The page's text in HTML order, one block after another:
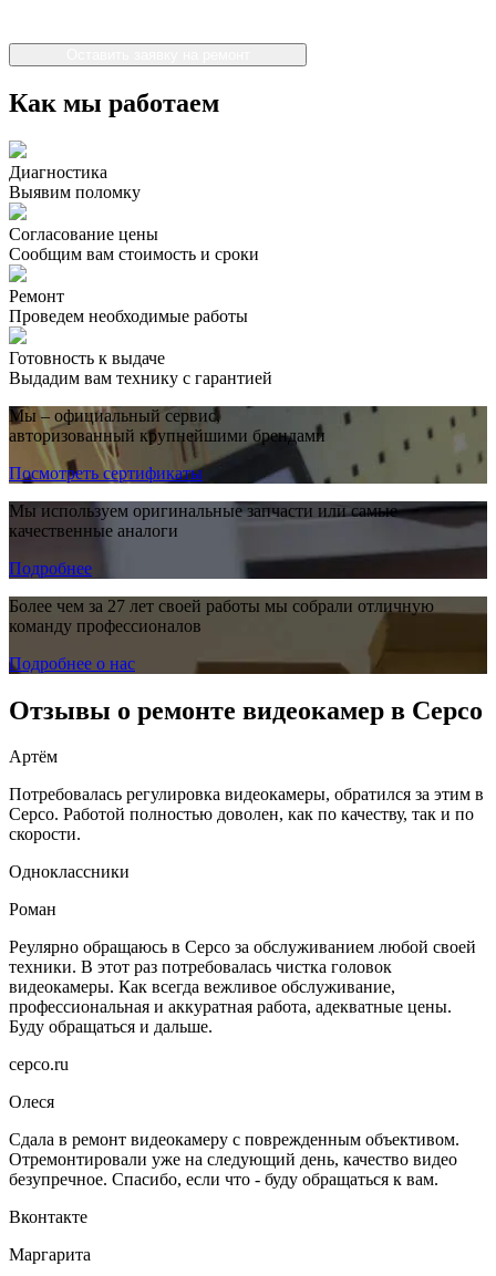
Как мы работаем
Диагностика
Выявим поломку
Согласование цены
Сообщим вам стоимость и сроки
Ремонт
Проведем необходимые работы
Готовность к выдаче
Выдадим вам технику с гарантией
Мы – официальный сервис,
авторизованный крупнейшими брендами
Посмотреть сертификаты
Мы используем оригинальные запчасти или самые
качественные аналоги
Подробнее
Более чем за 27 лет своей работы мы собрали отличную
команду профессионалов
Подробнее о нас
Отзывы о ремонте видеокамер в Серсо
Артём
Потребовалась регулировка видеокамеры, обратился за этим в
Серсо. Работой полностью доволен, как по качеству, так и по
скорости.
Одноклассники
Роман
Реулярно обращаюсь в Серсо за обслуживанием любой своей
техники. В этот раз потребовалась чистка головок
видеокамеры. Как всегда вежливое обслуживание,
профессиональная и аккуратная работа, адекватные цены.
Буду обращаться и дальше.
серсо.ru
Олеся
Сдала в ремонт видеокамеру с поврежденным объективом.
Отремонтировали уже на следующий день, качество видео
безупречное. Спасибо, если что - буду обращаться к вам.
Вконтакте
Маргарита